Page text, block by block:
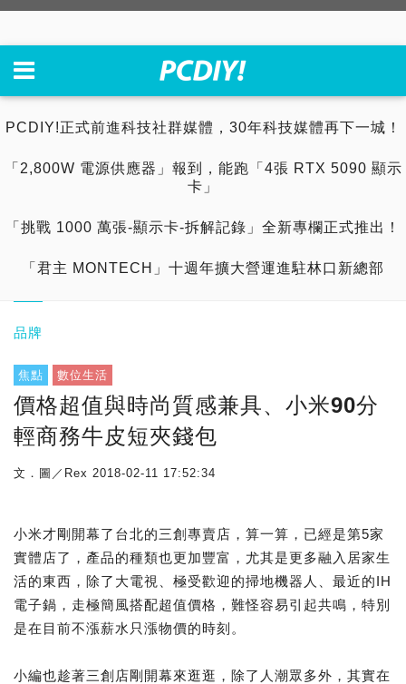
PCDIY!正式前進科技社群媒體，30年科技媒體再下一城！
「2,800W 電源供應器」報到，能跑「4張 RTX 5090 顯示
卡」
「挑戰 1000 萬張-顯示卡-拆解記錄」全新專欄正式推出！
「君主 MONTECH」十週年擴大營運進駐林口新總部
品牌
焦點 數位生活
價格超值與時尚質感兼具、小米90分
輕商務牛皮短夾錢包
文．圖／Rex 2018-02-11 17:52:34
小米才剛開幕了台北的三創專賣店，算一算，已經是第5家
實體店了，產品的種類也更加豐富，尤其是更多融入居家生
活的東西，除了大電視、極受歡迎的掃地機器人、最近的IH
電子鍋，走極簡風搭配超值價格，難怪容易引起共鳴，特別
是在目前不漲薪水只漲物價的時刻。
小編也趁著三創店剛開幕來逛逛，除了人潮眾多外，其實在